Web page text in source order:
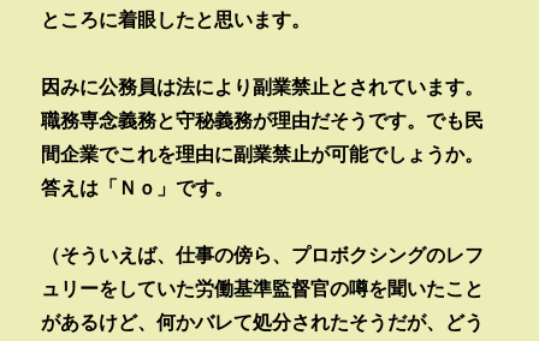
ところに着眼したと思います。
因みに公務員は法により副業禁止とされています。
職務専念義務と守秘義務が理由だそうです。でも民
間企業でこれを理由に副業禁止が可能でしょうか。
答えは「Ｎｏ」です。
（そういえば、仕事の傍ら、プロボクシングのレフ
ュリーをしていた労働基準監督官の噂を聞いたこと
があるけど、何かバレて処分されたそうだが、どう